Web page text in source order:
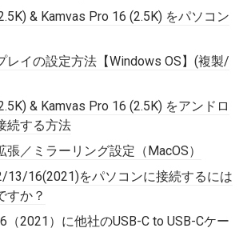
& Kamvas Pro 16 (2.5K) をパソコン
レイの設定方法【Windows OS】(複製/
& Kamvas Pro 16 (2.5K) をアンドロ
続する方法
／ミラーリング設定（MacOS）
13/16(2021)をパソコンに接続するには
すか？
（2021）に他社のUSB-C to USB-Cケー